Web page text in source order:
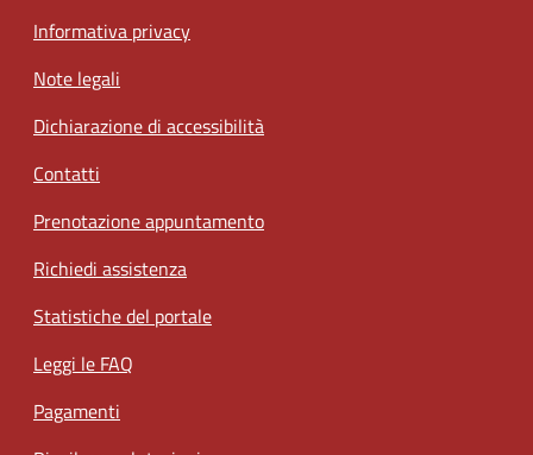
Informativa privacy
Note legali
Dichiarazione di accessibilità
Contatti
Prenotazione appuntamento
Richiedi assistenza
Statistiche del portale
Leggi le FAQ
Pagamenti